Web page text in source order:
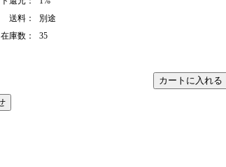
送料：
別途
在庫数：
35